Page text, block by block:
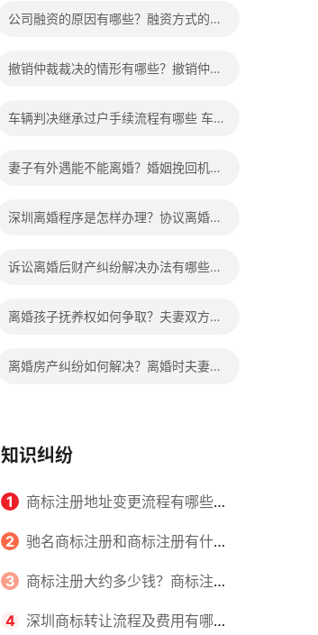
公司融资的原因有哪些？融资方式的种
撤销仲裁裁决的情形有哪些？撤销仲裁
车辆判决继承过户手续流程有哪些 车辆
妻子有外遇能不能离婚？婚姻挽回机构
深圳离婚程序是怎样办理？协议离婚和
诉讼离婚后财产纠纷解决办法有哪些？
离婚孩子抚养权如何争取？夫妻双方协
离婚房产纠纷如何解决？离婚时夫妻共
知识纠纷
1 商标注册地址变更流程有哪些？
怎么提交申请书件？
2 驰名商标注册和商标注册有什么
区别？
3 商标注册大约多少钱？商标注册
查询的方式有哪些？
4 深圳商标转让流程及费用有哪些